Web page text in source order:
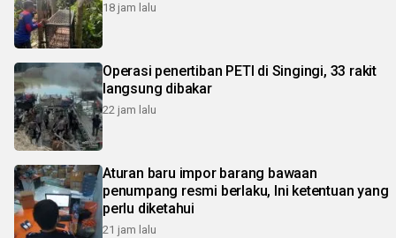
18 jam lalu
Operasi penertiban PETI di Singingi, 33 rakit
langsung dibakar
22 jam lalu
Aturan baru impor barang bawaan
penumpang resmi berlaku, Ini ketentuan yang
perlu diketahui
21 jam lalu